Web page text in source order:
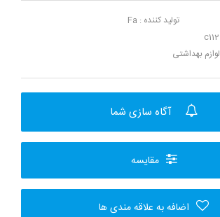
تولید کننده : Fa
لوازم بهداشتی
آگاه سازی شما
مقایسه
اضافه به علاقه مندی ها